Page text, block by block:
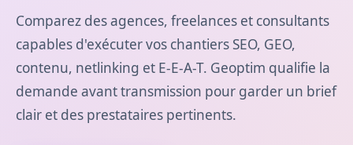
Comparez des agences, freelances et consultants
capables d'exécuter vos chantiers SEO, GEO,
contenu, netlinking et E-E-A-T. Geoptim qualifie la
demande avant transmission pour garder un brief
clair et des prestataires pertinents.